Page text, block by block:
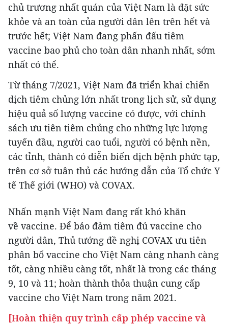
chủ trương nhất quán của Việt Nam là đặt sức
khỏe và an toàn của người dân lên trên hết và
trước hết; Việt Nam đang phấn đấu tiêm
vaccine bao phủ cho toàn dân nhanh nhất, sớm
nhất có thể.
Từ tháng 7/2021, Việt Nam đã triển khai chiến
dịch tiêm chủng lớn nhất trong lịch sử, sử dụng
hiệu quả số lượng vaccine có được, với chính
sách ưu tiên tiêm chủng cho những lực lượng
tuyến đầu, người cao tuổi, người có bệnh nền,
các tỉnh, thành có diễn biến dịch bệnh phức tạp,
trên cơ sở tuân thủ các hướng dẫn của Tổ chức Y
tế Thế giới (WHO) và COVAX.
Nhấn mạnh Việt Nam đang rất khó khăn
về vaccine. Để bảo đảm tiêm đủ vaccine cho
người dân, Thủ tướng đề nghị COVAX ưu tiên
phân bổ vaccine cho Việt Nam càng nhanh càng
tốt, càng nhiều càng tốt, nhất là trong các tháng
9, 10 và 11; hoàn thành thỏa thuận cung cấp
vaccine cho Việt Nam trong năm 2021.
[Hoàn thiện quy trình cấp phép vaccine và